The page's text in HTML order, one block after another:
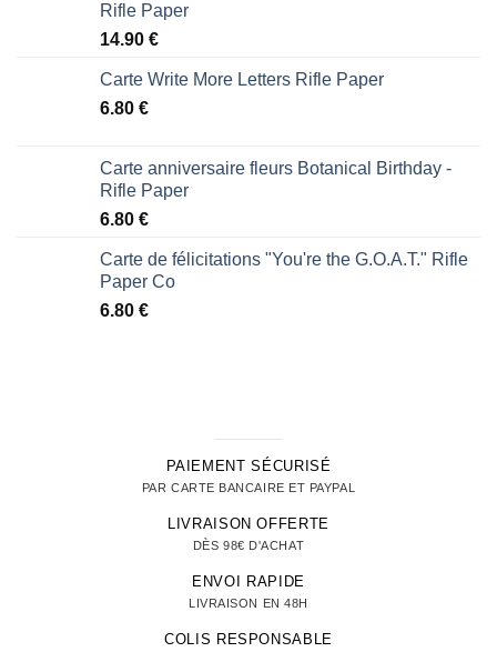
Rifle Paper
14.90 €
Carte Write More Letters Rifle Paper
6.80 €
Carte anniversaire fleurs Botanical Birthday -
Rifle Paper
6.80 €
Carte de félicitations "You're the G.O.A.T." Rifle
Paper Co
6.80 €
PAIEMENT SÉCURISÉ
PAR CARTE BANCAIRE ET PAYPAL
LIVRAISON OFFERTE
DÈS 98€ D'ACHAT
ENVOI RAPIDE
LIVRAISON EN 48H
COLIS RESPONSABLE